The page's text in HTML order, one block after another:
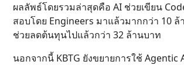
ผลลัพธ์โดยรวมล่าสุดคือ AI ช่วยเขียน
สอบโดย Engineers มาแล้วมากกว่า 10 ล้
ช่วยลดต้นทุนไปแล้วกว่า 32 ล้านบาท
นอกจากนี้ KBTG ยังขยายการใช้ Agentic